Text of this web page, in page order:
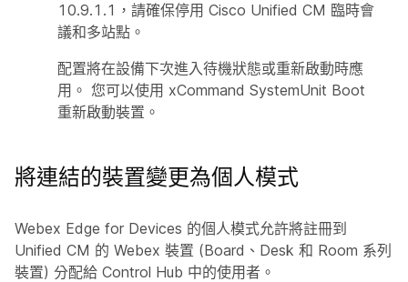
10.9.1.1，請確保停用 Cisco Unified CM 臨時會
議和多站點。
配置將在設備下次進入待機狀態或重新啟動時應
用。 您可以使用 xCommand SystemUnit Boot
重新啟動裝置。
將連結的裝置變更為個人模式
Webex Edge for Devices 的個人模式允許將註冊到
Unified CM 的 Webex 裝置 (Board、Desk 和 Room 系列
裝置) 分配給 Control Hub 中的使用者。